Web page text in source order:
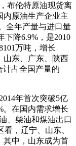
布伦特原油现货离
内原油生产企业主
全年产量与进口量
下降6.9%，是2010
万吨，增长
山东、广东、陕西
计占全国产量的
年首次突破5亿
。在国内需求增长
、柴油和煤油出口
看，辽宁、山东、
其中，山东成为首